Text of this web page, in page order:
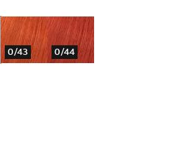
0/43 0/44